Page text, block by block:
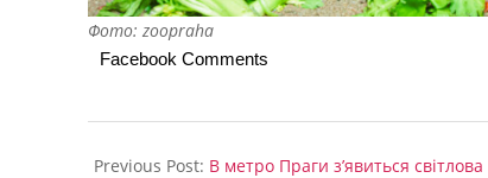
Фото: zoopraha
Facebook Comments
12-
Previous Post: В метро Праги з’явиться